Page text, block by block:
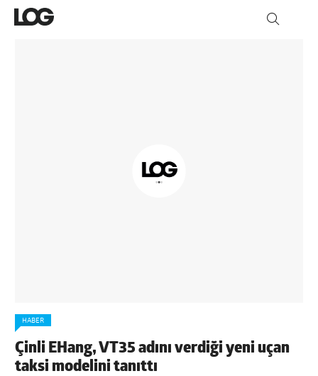
HABER
Çinli EHang, VT35 adını verdiği yeni uçan
taksi modelini tanıttı